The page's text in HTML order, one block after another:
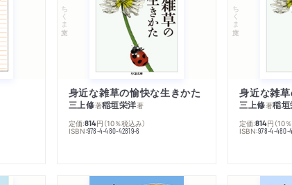
ちくま文庫
身近な雑草の愉快な生きかた
三上修著稲垣栄洋著
定価:814円 （10％税込み）
ISBN:978-4-480-42819-6
ちくま文庫
身近な雑
三上修著稲
定価:814円 （10
ISBN:978-4-480-